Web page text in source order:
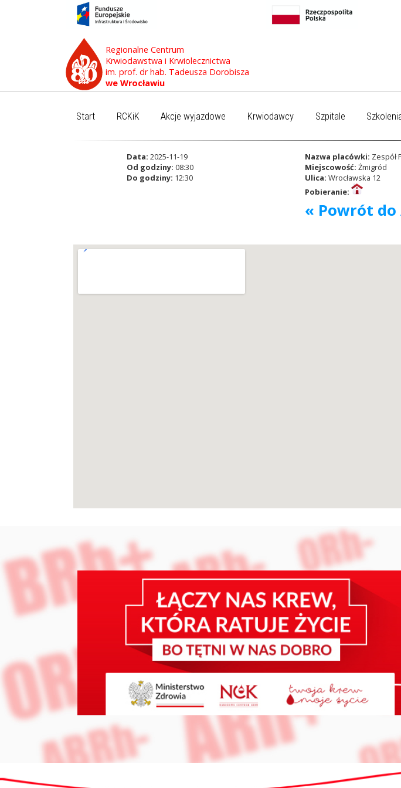
Regionalne Centrum
Krwiodawstwa i Krwiolecznictwa
im. prof. dr hab. Tadeusza Dorobisza
we Wrocławiu
Start RCKiK Akcje wyjazdowe Krwiodawcy Szpitale
Data: 2025-11-19
Od godziny: 08:30
Do godziny: 12:30
Nazwa placówki: Zespół
Miejscowość: Żmigród
Ulica: Wrocławska 12
Pobieranie:
« Powrót